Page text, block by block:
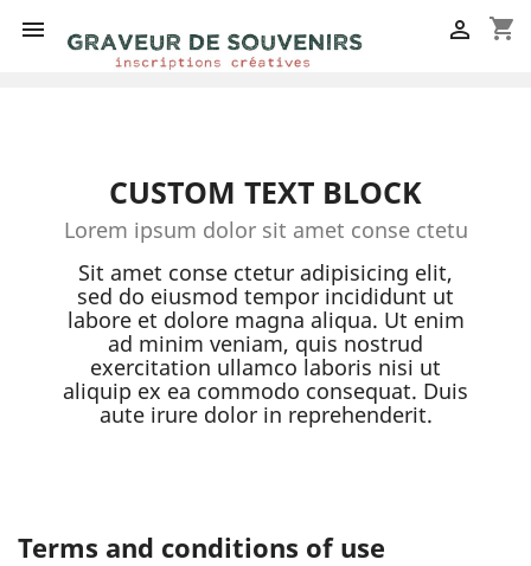
 shopping_cart

CUSTOM TEXT BLOCK
Lorem ipsum dolor sit amet conse ctetu
Sit amet conse ctetur adipisicing elit,
sed do eiusmod tempor incididunt ut
labore et dolore magna aliqua. Ut enim
ad minim veniam, quis nostrud
exercitation ullamco laboris nisi ut
aliquip ex ea commodo consequat. Duis
aute irure dolor in reprehenderit.
Terms and conditions of use